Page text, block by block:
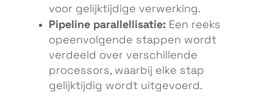
voor gelijktijdige verwerking.
Pipeline parallellisatie: Een reeks
opeenvolgende stappen wordt
verdeeld over verschillende
processors, waarbij elke stap
gelijktijdig wordt uitgevoerd.